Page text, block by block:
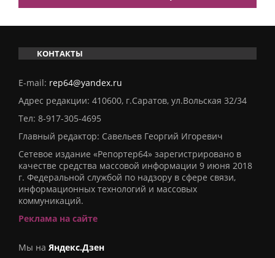
КОНТАКТЫ
E-mail: rep64@yandex.ru
Адрес редакции: 410600, г.Саратов, ул.Вольская 32/34
Тел: 8-917-305-4695
Главный редактор: Савельев Георгий Игоревич
Сетевое издание «Репортер64» зарегистрировано в
качестве средства массовой информации 9 июня 2018
г. Федеральной службой по надзору в сфере связи,
информационных технологий и массовых
коммуникаций.
Реклама на сайте
Мы на Яндекс.Дзен